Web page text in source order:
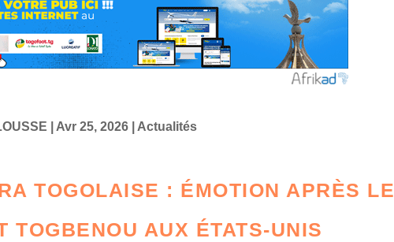
Avr 25, 2026| Actualités
TOGOLAISE : ÉMOTION APRÈS LE
TOGBENOU AUX ÉTATS-UNIS